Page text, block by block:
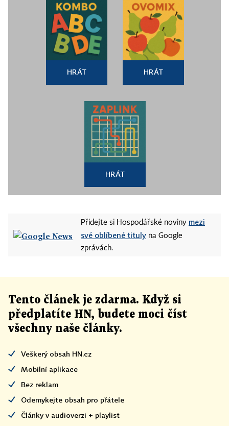
HRÁT HRÁT
HRÁT
Přidejte si Hospodářské noviny mezi
své oblíbené tituly na Google
zprávách.
Tento článek je zdarma. Když si
předplatíte HN, budete moci číst
všechny naše články.
Veškerý obsah HN.cz
Mobilní aplikace
Bez reklam
Odemykejte obsah pro přátele
Články v audioverzi + playlist